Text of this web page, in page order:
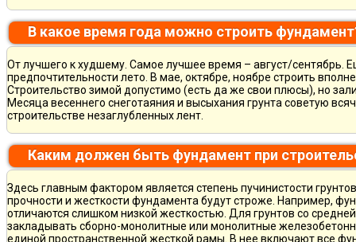
В какое время года можно строить
От лучшего к худшему. Самое лучшее время – август/сентябрь.
предпочтительности лето. В мае, октябре, ноябре строить
Строительство зимой допустимо (есть да же свои плюсы), но
Месяца весеннего снеготаяния и высыхания грунта советую
строительстве незаглубленных лент.
Каким должен быть фундамент при
Здесь главным фактором является степень пучинистости
прочности и жесткости фундамента будут строже. Например,
отличаются слишком низкой жесткостью. Для грунтов со
закладывать сборно-монолитные или монолитные
единой пространственной жесткой рамы. В нее включают все